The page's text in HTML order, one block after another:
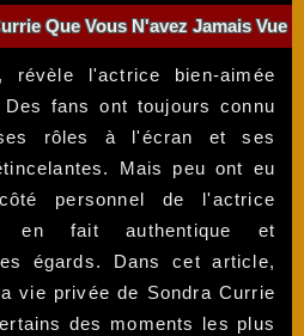
Que Vous N'avez Jamais Vue
révèle l'actrice bien-aimée
fans ont toujours connu
rôles à l'écran et ses
Mais peu ont eu
personnel de l'actrice
en fait authentique et
égards. Dans cet article,
vie privée de Sondra Currie
des moments les plus